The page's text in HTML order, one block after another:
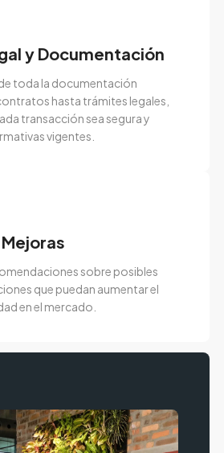
y Documentación
toda la documentación
hasta trámites legales,
transacción sea segura y
vigentes.
sobre posibles
que puedan aumentar el
en el mercado.